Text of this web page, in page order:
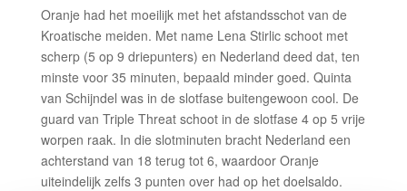
Oranje had het moeilijk met het afstandsschot van de
Kroatische meiden. Met name Lena Stirlic schoot met
scherp (5 op 9 driepunters) en Nederland deed dat, ten
minste voor 35 minuten, bepaald minder goed. Quinta
van Schijndel was in de slotfase buitengewoon cool. De
guard van Triple Threat schoot in de slotfase 4 op 5 vrije
worpen raak. In die slotminuten bracht Nederland een
achterstand van 18 terug tot 6, waardoor Oranje
uiteindelijk zelfs 3 punten over had op het doelsaldo.